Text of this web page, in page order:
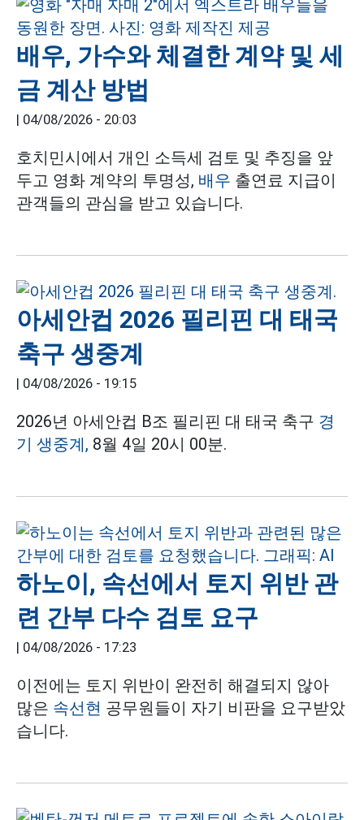
배우, 가수와 체결한 계약 및 세
금 계산 방법
| 04/08/2026 - 20:03
호치민시에서 개인 소득세 검토 및 추징을 앞
두고 영화 계약의 투명성, 배우 출연료 지급이
관객들의 관심을 받고 있습니다.
아세안컵 2026 필리핀 대 태국
축구 생중계
| 04/08/2026 - 19:15
2026년 아세안컵 B조 필리핀 대 태국 축구 경
기 생중계, 8월 4일 20시 00분.
하노이, 속선에서 토지 위반 관
련 간부 다수 검토 요구
| 04/08/2026 - 17:23
이전에는 토지 위반이 완전히 해결되지 않아
많은 속선현 공무원들이 자기 비판을 요구받았
습니다.